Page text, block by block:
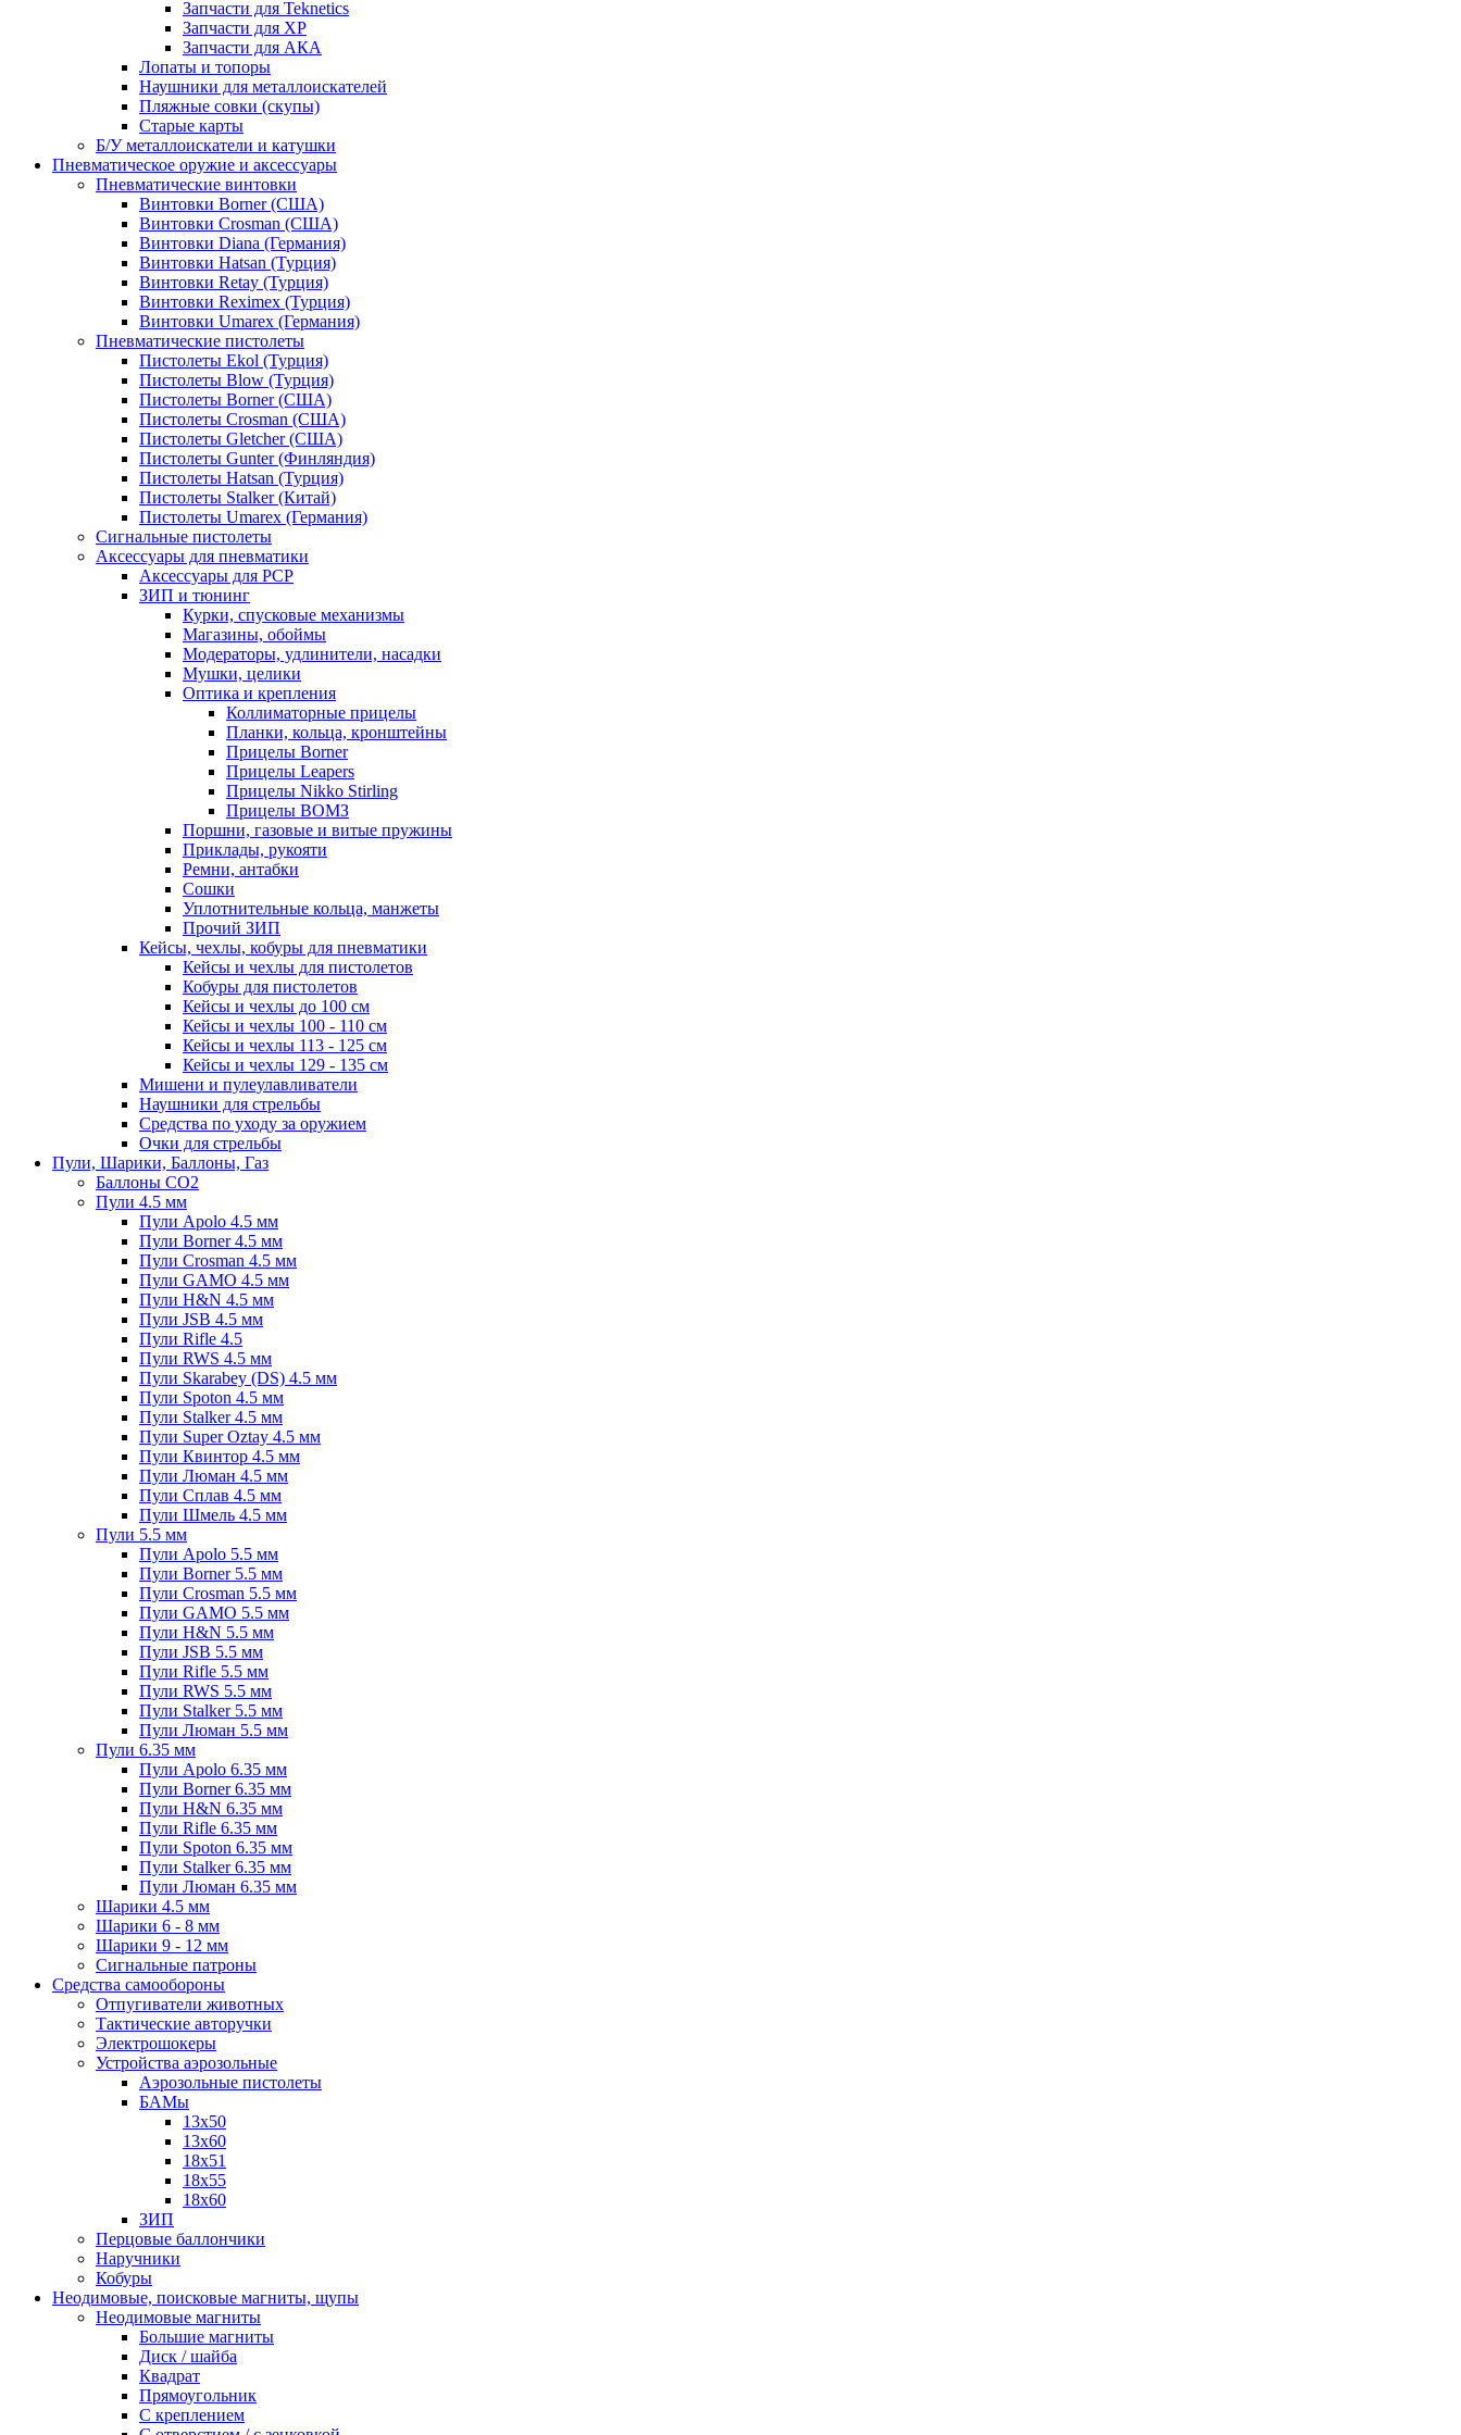
Запчасти для Teknetics
Запчасти для XP
Запчасти для АКА
Лопаты и топоры
Наушники для металлоискателей
Пляжные совки (скупы)
Старые карты
Б/У металлоискатели и катушки
Пневматическое оружие и аксессуары
Пневматические винтовки
Винтовки Borner (США)
Винтовки Crosman (США)
Винтовки Diana (Германия)
Винтовки Hatsan (Турция)
Винтовки Retay (Турция)
Винтовки Reximex (Турция)
Винтовки Umarex (Германия)
Пневматические пистолеты
Пистолеты Ekol (Турция)
Пистолеты Blow (Турция)
Пистолеты Borner (США)
Пистолеты Crosman (США)
Пистолеты Gletcher (США)
Пистолеты Gunter (Финляндия)
Пистолеты Hatsan (Турция)
Пистолеты Stalker (Китай)
Пистолеты Umarex (Германия)
Сигнальные пистолеты
Аксессуары для пневматики
Аксессуары для PCP
ЗИП и тюнинг
Курки, спусковые механизмы
Магазины, обоймы
Модераторы, удлинители, насадки
Мушки, целики
Оптика и крепления
Коллиматорные прицелы
Планки, кольца, кронштейны
Прицелы Borner
Прицелы Leapers
Прицелы Nikko Stirling
Прицелы ВОМЗ
Поршни, газовые и витые пружины
Приклады, рукояти
Ремни, антабки
Сошки
Уплотнительные кольца, манжеты
Прочий ЗИП
Кейсы, чехлы, кобуры для пневматики
Кейсы и чехлы для пистолетов
Кобуры для пистолетов
Кейсы и чехлы до 100 см
Кейсы и чехлы 100 - 110 см
Кейсы и чехлы 113 - 125 см
Кейсы и чехлы 129 - 135 см
Мишени и пулеулавливатели
Наушники для стрельбы
Средства по уходу за оружием
Очки для стрельбы
Пули, Шарики, Баллоны, Газ
Баллоны CO2
Пули 4.5 мм
Пули Apolo 4.5 мм
Пули Borner 4.5 мм
Пули Crosman 4.5 мм
Пули GAMO 4.5 мм
Пули H&N 4.5 мм
Пули JSB 4.5 мм
Пули Rifle 4.5
Пули RWS 4.5 мм
Пули Skarabey (DS) 4.5 мм
Пули Spoton 4.5 мм
Пули Stalker 4.5 мм
Пули Super Oztay 4.5 мм
Пули Квинтор 4.5 мм
Пули Люман 4.5 мм
Пули Сплав 4.5 мм
Пули Шмель 4.5 мм
Пули 5.5 мм
Пули Apolo 5.5 мм
Пули Borner 5.5 мм
Пули Crosman 5.5 мм
Пули GAMO 5.5 мм
Пули H&N 5.5 мм
Пули JSB 5.5 мм
Пули Rifle 5.5 мм
Пули RWS 5.5 мм
Пули Stalker 5.5 мм
Пули Люман 5.5 мм
Пули 6.35 мм
Пули Apolo 6.35 мм
Пули Borner 6.35 мм
Пули H&N 6.35 мм
Пули Rifle 6.35 мм
Пули Spoton 6.35 мм
Пули Stalker 6.35 мм
Пули Люман 6.35 мм
Шарики 4.5 мм
Шарики 6 - 8 мм
Шарики 9 - 12 мм
Сигнальные патроны
Средства самообороны
Отпугиватели животных
Тактические авторучки
Электрошокеры
Устройства аэрозольные
Аэрозольные пистолеты
БАМы
13х50
13х60
18х51
18х55
18х60
ЗИП
Перцовые баллончики
Наручники
Кобуры
Неодимовые, поисковые магниты, щупы
Неодимовые магниты
Большие магниты
Диск / шайба
Квадрат
Прямоугольник
С креплением